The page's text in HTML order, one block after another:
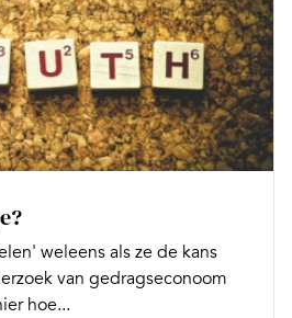
weleens als ze de kans
van gedragseconoom
hoe...